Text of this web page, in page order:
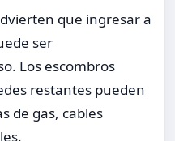
que ingresar a
ser
Los escombros
restantes pueden
de gas, cables